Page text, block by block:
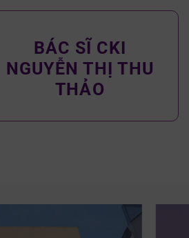
BÁC SĨ CKI
NGUYỄN THỊ THU
THẢO